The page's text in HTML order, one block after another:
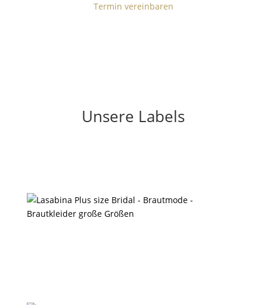
Termin vereinbaren
Unsere Labels